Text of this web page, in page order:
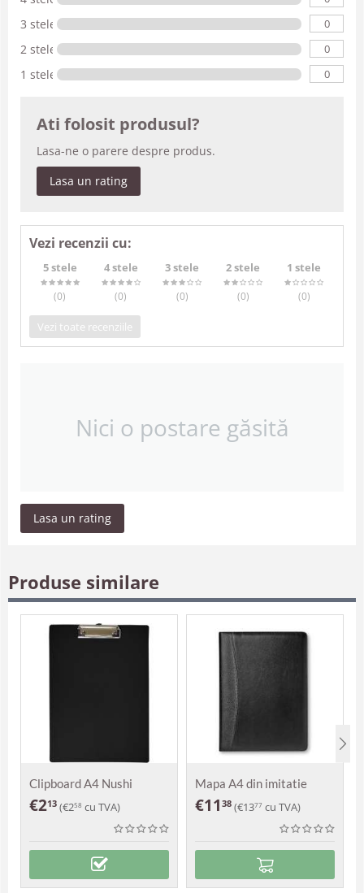
3 stele 0
2 stele 0
1 stele 0
Ati folosit produsul?
Lasa-ne o parere despre produs.
Lasa un rating
Vezi recenzii cu:
5 stele
(0)
4 stele
(0)
3 stele
(0)
2 stele
(0)
1 stele
(0)
Vezi toate recenziile
Nici o postare găsită
Lasa un rating
Produse similare
Clipboard A4 Nushi
€213 (€258 cu TVA)
Mapa A4 din imitatie
piele Peyto
€11 38 (€1377 cu TVA)